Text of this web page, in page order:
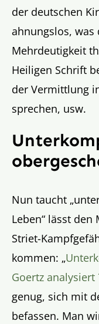
der deutschen
ahnungslos, was
Mehrdeutigkeit
Heiligen Schrift
der Vermittlung
sprechen, usw.
Nun taucht
Leben“ lässt
Striet-
kommen: „
Goertz analysiert
genug, sich mit
befassen. Man